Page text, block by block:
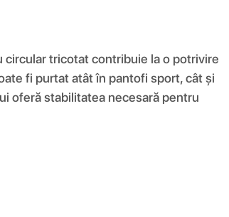
tricotat contribuie la o potrivire
fi purtat atât în ​​pantofi sport, cât și
oferă stabilitatea necesară pentru